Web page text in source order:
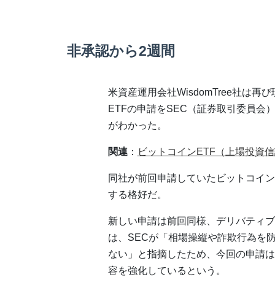
非承認から2週間
米資産運用会社WisdomTree社は再び
ETFの申請をSEC（証券取引委員会
がわかった。
関連： ビットコインETF（上場投資
同社が前回申請していたビットコイ
する格好だ。
新しい申請は前回同様、デリバティ
は、SECが「相場操縦や詐欺行為を
ない」と指摘したため、今回の申請
容を強化しているという。